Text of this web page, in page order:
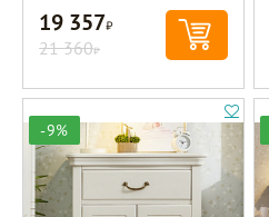
19 357Р
21 360Р
-9%